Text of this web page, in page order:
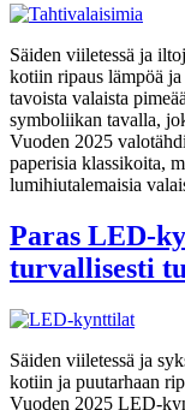
Säiden viiletessä ja
kotiin ripaus lämpöä
tavoista valaista
symboliikan tavalla,
Vuoden 2025
paperisia klassikoita,
lumihiutalemaisia
Paras LED-
turvallisesti
Säiden viiletessä ja
kotiin ja puutarhaan
Vuoden 2025 LED-